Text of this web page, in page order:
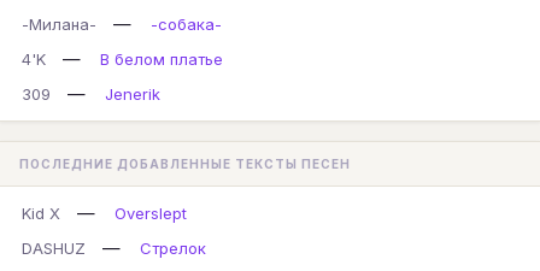
-Милана-
—
-собака-
4'K
—
В белом платье
309
— Jenerik
ПОСЛЕДНИЕ ДОБАВЛЕННЫЕ ТЕКСТЫ ПЕСЕН
Kid X —
Overslept
DASHUZ
—
Стрелок